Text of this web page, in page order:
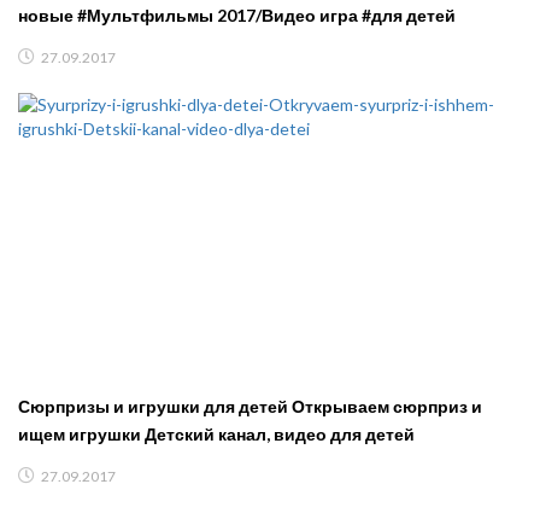
новые #Мультфильмы 2017/Видео игра #для детей
27.09.2017
Сюрпризы и игрушки для детей Открываем сюрприз и
ищем игрушки Детский канал, видео для детей
27.09.2017